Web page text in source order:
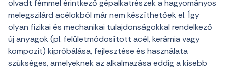
olvadt fémmel érintkező gépalkatrészek a hagyományos
melegszilárd acélokból már nem készíthetőek el. Így
olyan fizikai és mechanikai tulajdonságokkal rendelkező
új anyagok (pl. felületmódosított acél, kerámia vagy
kompozit) kipróbálása, fejlesztése és használata
szükséges, amelyeknek az alkalmazása eddig a kisebb